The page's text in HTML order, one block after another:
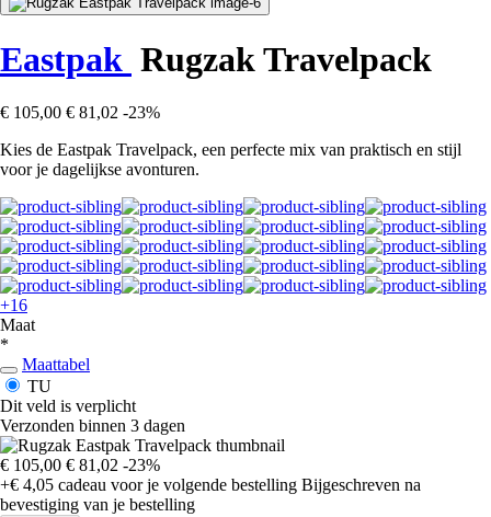
Eastpak Rugzak Travelpack
€ 105,00 € 81,02 -23%
Kies de Eastpak Travelpack, een perfecte mix van praktisch en stijl
voor je dagelijkse avonturen.
+16
Maat
*
Maattabel
TU
Dit veld is verplicht
Verzonden binnen 3 dagen
€ 105,00 € 81,02 -23%
+€ 4,05 cadeau voor je volgende bestelling Bijgeschreven na
bevestiging van je bestelling